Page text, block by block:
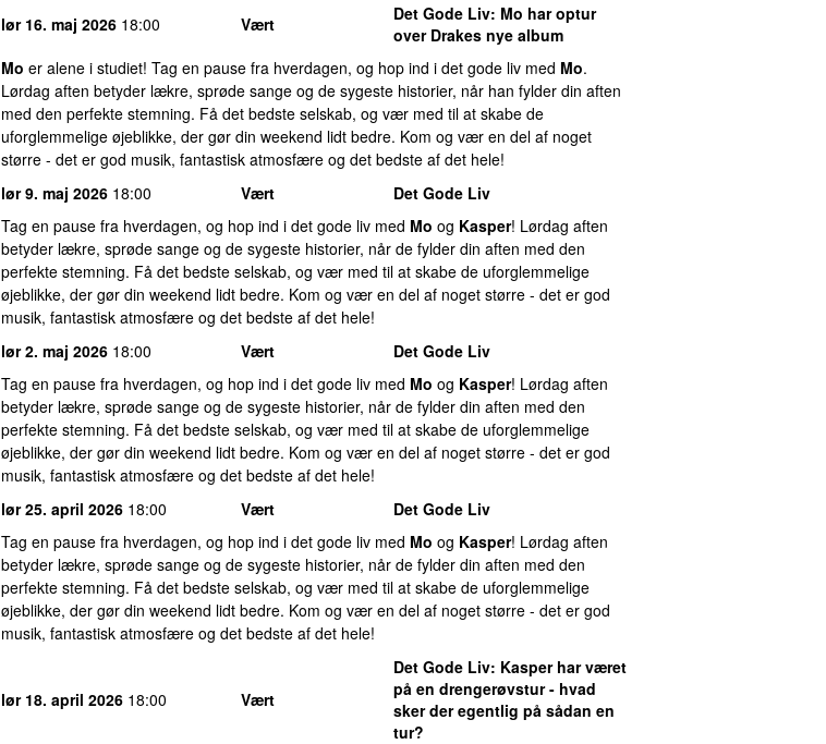
lør 16. maj 2026 18:00 Vært Det Gode Liv: Mo har optur
over Drakes nye album
Mo er alene i studiet! Tag en pause fra hverdagen, og hop ind i det gode liv med Mo.
Lørdag aften betyder lækre, sprøde sange og de sygeste historier, når han fylder din aften
med den perfekte stemning. Få det bedste selskab, og vær med til at skabe de
uforglemmelige øjeblikke, der gør din weekend lidt bedre. Kom og vær en del af noget
større - det er god musik, fantastisk atmosfære og det bedste af det hele!
lør 9. maj 2026 18:00 Vært
Det Gode Liv
Tag en pause fra hverdagen, og hop ind i det gode liv med Mo og Kasper! Lørdag aften
betyder lækre, sprøde sange og de sygeste historier, når de fylder din aften med den
perfekte stemning. Få det bedste selskab, og vær med til at skabe de uforglemmelige
øjeblikke, der gør din weekend lidt bedre. Kom og vær en del af noget større - det er god
musik, fantastisk atmosfære og det bedste af det hele!
lør 2. maj 2026 18:00 Vært
Det Gode Liv
Tag en pause fra hverdagen, og hop ind i det gode liv med Mo og Kasper! Lørdag aften
betyder lækre, sprøde sange og de sygeste historier, når de fylder din aften med den
perfekte stemning. Få det bedste selskab, og vær med til at skabe de uforglemmelige
øjeblikke, der gør din weekend lidt bedre. Kom og vær en del af noget større - det er god
musik, fantastisk atmosfære og det bedste af det hele!
lør 25. april 2026 18:00 Vært
Det Gode Liv
Tag en pause fra hverdagen, og hop ind i det gode liv med Mo og Kasper! Lørdag aften
betyder lækre, sprøde sange og de sygeste historier, når de fylder din aften med den
perfekte stemning. Få det bedste selskab, og vær med til at skabe de uforglemmelige
øjeblikke, der gør din weekend lidt bedre. Kom og vær en del af noget større - det er god
musik, fantastisk atmosfære og det bedste af det hele!
lør 18. april 2026 18:00 Vært
Det Gode Liv: Kasperhar været
på en drengerøvstur - hvad
sker der egentlig på sådan en
tur?